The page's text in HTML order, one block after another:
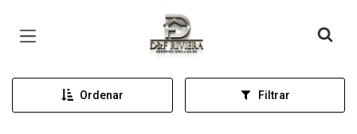
Página inicial
Ordenar Filtrar